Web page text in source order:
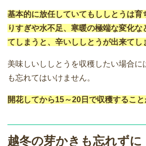
基本的に放任していてもししとうは育
りすぎや水不足、寒暖の極端な変化な
てしまうと、辛いししとうが出来てし
美味しいししとうを収穫したい場合に
も忘れてはいけません。
開花してから15～20日で収穫すること
越冬の芽かきも忘れずに